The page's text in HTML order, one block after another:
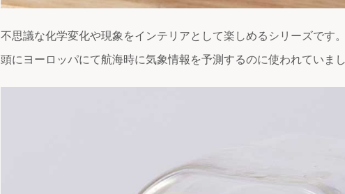
不思議な化学変化や現象をインテリアとして楽しめるシリーズです
頭にヨーロッパにて航海時に気象情報を予測するのに使われていまし